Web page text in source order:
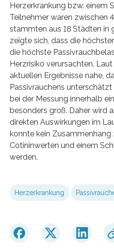
Herzerkrankung bzw. einem
Teilnehmer waren zwischen
stammten aus 18 Städten in
zeigte sich, dass die
die höchste
Herzrisiko verursachten.
aktuellen Ergebnisse nahe,
Passivrauchens
bei der Messung innerhalb
besonders groß. Daher wird
direkten Auswirkungen im
konnte kein Zusammenhang
Cotininwerten und einem
werden.
Herzerkrankung